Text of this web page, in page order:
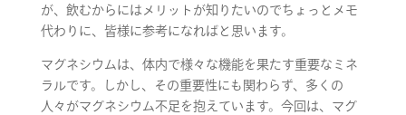
が、飲むからにはメリットが知りたいのでちょっとメモ
代わりに、皆様に参考になればと思います。
マグネシウムは、体内で様々な機能を果たす重要なミネ
ラルです。しかし、その重要性にも関わらず、多くの
人々がマグネシウム不足を抱えています。今回は、マグ